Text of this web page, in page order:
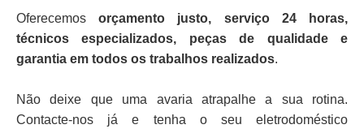
Oferecemosorçamento justo, serviço 24 horas,
técnicos especializados, peças de qualidade e
garantia em todos os trabalhos realizados.
Não deixe que uma avaria atrapalhe a sua rotina.
Contacte-nos já e tenha o seu eletrodoméstico